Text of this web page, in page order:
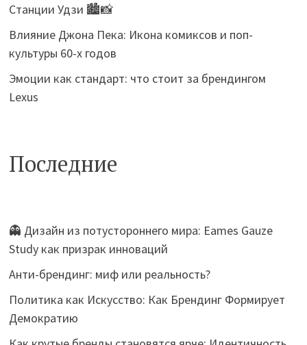
Станции Удзи 🏙️📸
Влияние Джона Пека: Икона комиксов и поп-
культуры 60-х годов
Эмоции как стандарт: что стоит за брендингом
Lexus
Последние
👻 Дизайн из потустороннего мира: Eames Gauze
Study как призрак инноваций
Анти-брендинг: миф или реальность?
Политика как Искусство: Как Брендинг Формирует
Демократию